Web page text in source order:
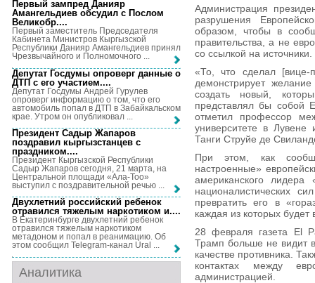
Администрация
разрушения
образом, чтобы в
правительства, а не
со ссылкой на источники.
«То, что сделал
демонстрирует
создать новый,
представлял бы собой
отметил профессор
университете в
Танги Струйе де
При этом, как
настроенные»
американского лидера
националистических
превратить его в
каждая из которых
28 февраля газета El
Трамп больше не видит
качестве противника.
контактах между
администрацией.
Первый зампред Данияр
Амангельдиев обсудил с Послом
Великобр....
Первый заместитель Председателя
Кабинета Министров Кыргызской
Республики Данияр Амангельдиев принял
Чрезвычайного и Полномочного ...
Депутат Госдумы опроверг данные о
ДТП с его участием....
Депутат Госдумы Андрей Гурулев
опроверг информацию о том, что его
автомобиль попал в ДТП в Забайкальском
крае. Утром он опубликовал ...
Президент Садыр Жапаров
поздравил кыргызстанцев с
праздником....
Президент Кыргызской Республики
Садыр Жапаров сегодня, 21 марта, на
Центральной площади «Ала-Тоо»
выступил с поздравительной речью ...
Двухлетний российский ребенок
отравился тяжелым наркотиком и....
В Екатеринбурге двухлетний ребенок
отравился тяжелым наркотиком
метадоном и попал в реанимацию. Об
этом сообщил Telegram-канал Ural ...
Аналитика